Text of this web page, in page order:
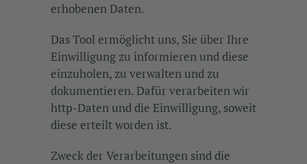
erhobenen Daten.
Das Tool ermöglicht uns, Sie über Ihre
Einwilligung zu informieren und diese
einzuholen, zu verwalten und zu
dokumentieren. Dafür verarbeiten wir
http-Daten und die Einwilligung, soweit
diese erteilt worden ist.
Zweck der Verarbeitungen sind die